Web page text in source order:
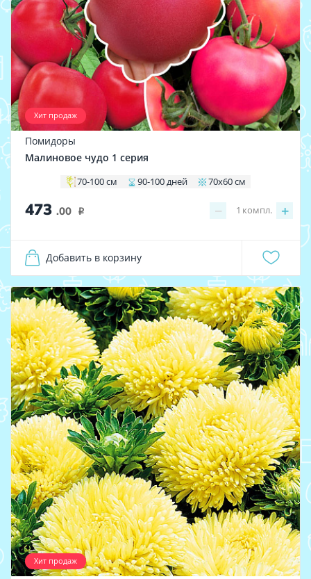
Хит продаж
Помидоры
Малиновое чудо 1 серия
70-100 см 90-100 дней 70х60 см
473 .00 i − +
1 компл.
Добавить в корзину
Хит продаж